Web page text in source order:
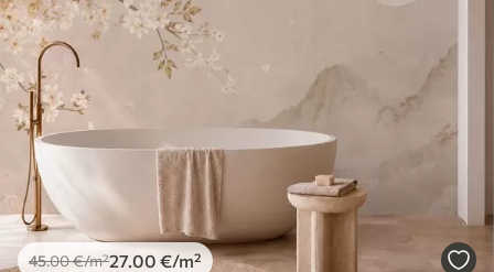
45.00€/m²27 .00 €/m²